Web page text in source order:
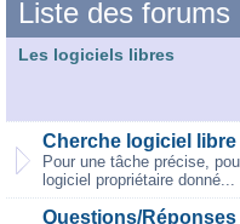
Liste des forums
Les logiciels libres
Cherche logiciel libre
Pour une tâche précise,
logiciel propriétaire donné...
Questions/Réponses